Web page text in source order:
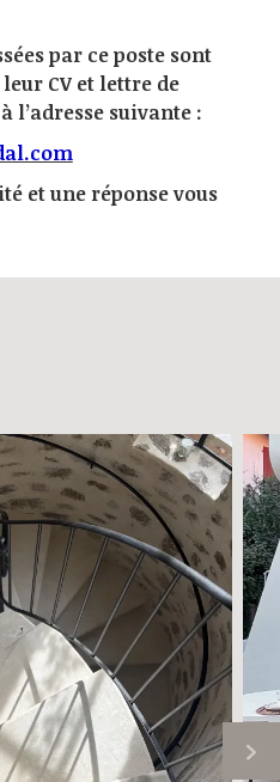
par ce poste sont
CV et lettre de
suivante :
et une réponse vous